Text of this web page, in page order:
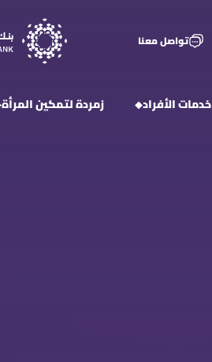
تواصل معنا
خدمات الأفراد زمردة لتمكين المرأة